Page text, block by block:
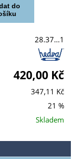
28.37...1
420,00 Kč
347,11 Kč
21 %
Skladem